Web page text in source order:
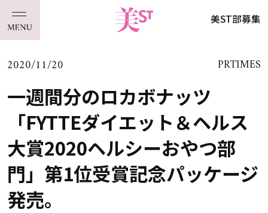
美ST部募集
2020/11/20 PRTIMES
一週間分のロカボナッツ
「FYTTEダイエット＆ヘルス
大賞2020ヘルシーおやつ部
門」第1位受賞記念パッケージ
発売。